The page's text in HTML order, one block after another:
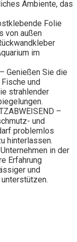
Ambiente, das
Folie
von außen
im
Genießen Sie die
und
strahlender
–
und
problemlos
hinterlassen.
in der
Erfahrung
und